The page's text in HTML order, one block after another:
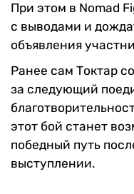
При этом в Nomad
с выводами и
объявления
Ранее сам Токтар
за следующий
этот бой станет
победный путь
выступлении.